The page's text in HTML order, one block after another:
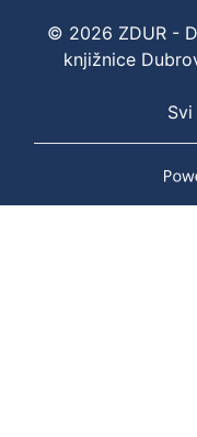
© 2026 ZDUR -
knjižnice